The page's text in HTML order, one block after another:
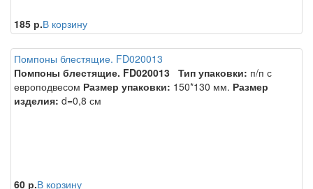
185 р.В корзину
Помпоны блестящие. FD020013
Помпоны блестящие. FD020013 Тип упаковки: п/п с
европодвесом Размер упаковки: 150*130 мм. Размер
изделия: d=0,8 см
60 р.В корзину